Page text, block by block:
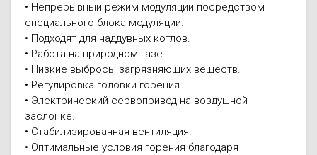
• Непрерывный режим модуляции посредством
специального блока модуляции.
• Подходят для наддувных котлов.
• Работа на природном газе.
• Низкие выбросы загрязняющих веществ.
• Регулировка головки горения.
• Электрический сервопривод на воздушной
заслонке.
• Стабилизированная вентиляция.
• Оптимальные условия горения благодаря